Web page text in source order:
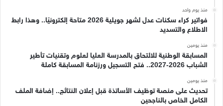
منذ يوم واحد
فواتير كراء سكنات عدل لشهر جويلية 2026 متاحة إلكترونيًا.. وهذا رابط
الاطلاع والتسديد
منذ يومين
المسابقة الوطنية للالتحاق بالمدرسة العليا لعلوم وتقنيات تأطير
الشباب 2026-2027.. فتح التسجيل ورزنامة المسابقة كاملة
منذ يومين
تحديث على منصة توظيف الأساتذة قبل إعلان النتائج.. إضافة الملف
الكامل الخاص بالناجحين